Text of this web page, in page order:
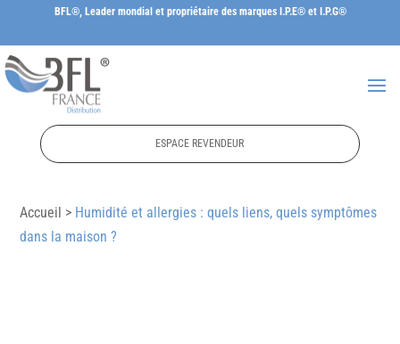
BFL®, Leader mondial et propriétaire des marques I.P.E® et I.P.G®
ESPACE REVENDEUR
Accueil > Humidité et allergies : quels liens, quels symptômes
dans la maison ?